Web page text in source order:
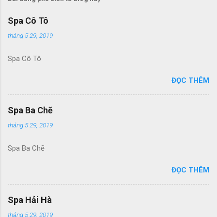
Spa Cô Tô
tháng 5 29, 2019
Spa Cô Tô
ĐỌC THÊM
Spa Ba Chẽ
tháng 5 29, 2019
Spa Ba Chẽ
ĐỌC THÊM
Spa Hải Hà
tháng 5 29, 2019